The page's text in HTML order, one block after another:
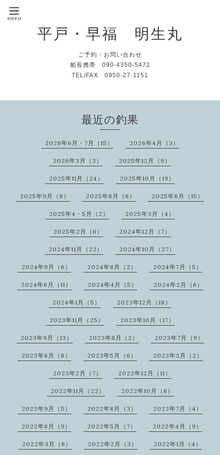
平戸・早福 明生丸
ご予約・お問い合わせ
船長携帯 090-4350-5472
TEL/FAX 0950-27-1151
最近の釣果
2026年6月・7月（15） 2026年4月（3）
2026年3月（3） 2025年12月（9）
2025年11月（24） 2025年10月（19）
2025年9月（8） 2025年8月（6） 2025年6月（15）
2025年4・5月（2） 2025年3月（4）
2025年2月（6） 2024年12月（7）
2024年11月（22） 2024年10月（27）
2024年9月（6） 2024年8月（2） 2024年7月（5）
2024年6月（11） 2024年4月（5） 2024年2月（6）
2024年1月（5） 2023年12月（18）
2023年11月（25） 2023年10月（17）
2023年9月（13） 2023年8月（2） 2023年7月（9）
2023年6月（8） 2023年5月（6） 2023年3月（2）
2023年2月（7） 2022年12月（11）
2022年11月（22） 2022年10月（8）
2022年9月（5） 2022年8月（3） 2022年7月（4）
2022年6月（9） 2022年5月（7） 2022年4月（9）
2022年3月（6） 2022年2月（3） 2022年1月（4）